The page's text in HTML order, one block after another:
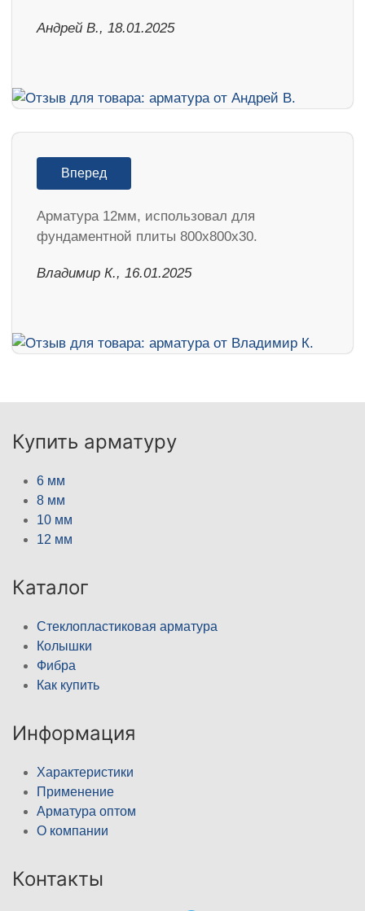
Андрей В., 18.01.2025
Вперед
Арматура 12мм, использовал для
фундаментной плиты 800х800х30.
Владимир К., 16.01.2025
Купить арматуру
6 мм
8 мм
10 мм
12 мм
Каталог
Стеклопластиковая арматура
Колышки
Фибра
Как купить
Информация
Характеристики
Применение
Арматура оптом
О компании
Контакты